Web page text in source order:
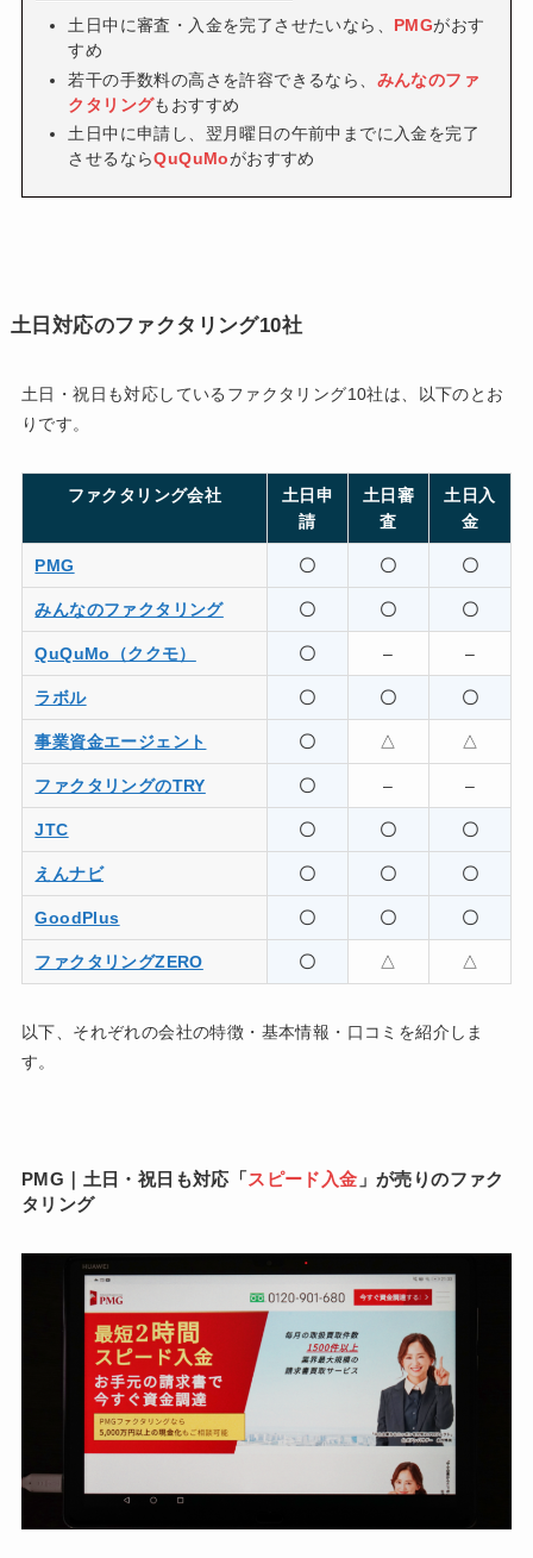
土日中に審査・入金を完了させたいなら、 PMGがおす
すめ
若干の手数料の高さを許容できるなら、 みんなのファ
クタリングもおすすめ
土日中に申請し、翌月曜日の午前中までに入金を完了
させるならQuQuMoがおすすめ
土日対応のファクタリング10社
土日・祝日も対応しているファクタリング10社は、以下のとお
りです。
ファクタリング会社
土日申
請
土日審
査
土日入
金
PMG 〇 〇 〇
みんなのファクタリング 〇 〇 〇
QuQuMo（ククモ） 〇 – –
ラボル 〇 〇 〇
事業資金エージェント 〇 △ △
ファクタリングのTRY 〇 – –
JTC 〇 〇 〇
えんナビ 〇 〇 〇
GoodPlus 〇 〇 〇
ファクタリングZERO 〇 △ △
以下、それぞれの会社の特徴・基本情報・口コミを紹介しま
す。
PMG｜土日・祝日も対応「スピード入金 」が売りのファク
タリング